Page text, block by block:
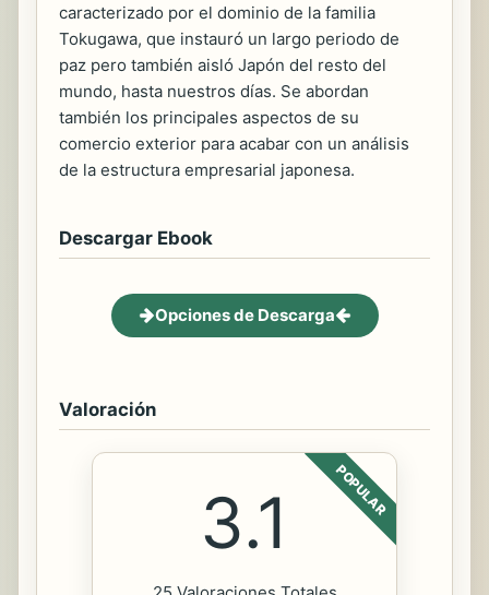
caracterizado por el dominio de la familia
Tokugawa, que instauró un largo periodo de
paz pero también aisló Japón del resto del
mundo, hasta nuestros días. Se abordan
también los principales aspectos de su
comercio exterior para acabar con un análisis
de la estructura empresarial japonesa.
Descargar Ebook
Opciones de Descarga
Valoración
POPULAR
3.1